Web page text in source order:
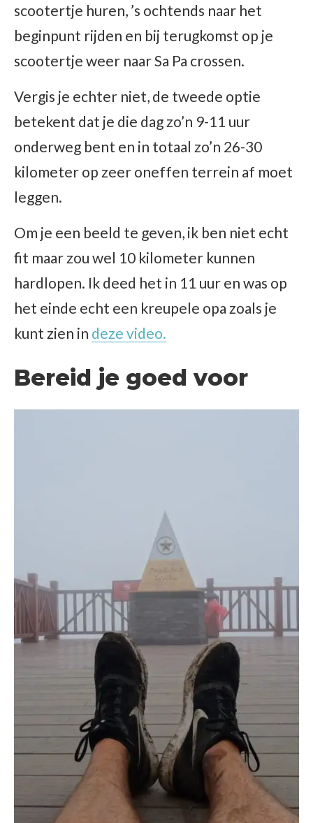
scootertje huren, ’s ochtends naar het
beginpunt rijden en bij terugkomst op je
scootertje weer naar Sa Pa crossen.
Vergis je echter niet, de tweede optie
betekent dat je die dag zo’n 9-11 uur
onderweg bent en in totaal zo’n 26-30
kilometer op zeer oneffen terrein af moet
leggen.
Om je een beeld te geven, ik ben niet echt
fit maar zou wel 10 kilometer kunnen
hardlopen. Ik deed het in 11 uur en was op
het einde echt een kreupele opa zoals je
kunt zien in deze video.
Bereid je goed voor